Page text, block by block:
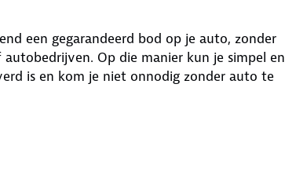
een gegarandeerd bod op je auto, zonder
Op die manier kun je simpel en
is en kom je niet onnodig zonder auto te